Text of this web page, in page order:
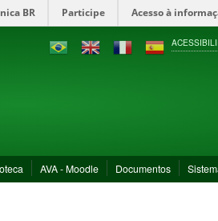
BR Participe Acesso à
AVA - Moodle Documentos